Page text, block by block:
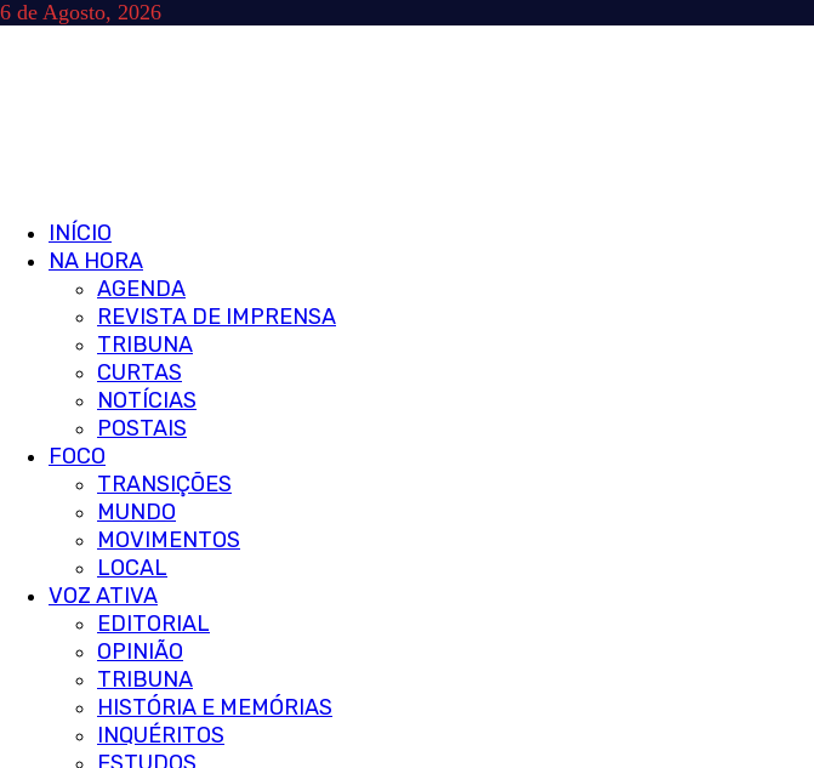
Skip
6 de Agosto, 2026
Primary
Menu
INÍCIO
NA HORA
AGENDA
REVISTA DE IMPRENSA
TRIBUNA
CURTAS
NOTÍCIAS
POSTAIS
FOCO
TRANSIÇÕES
MUNDO
MOVIMENTOS
LOCAL
VOZ ATIVA
EDITORIAL
OPINIÃO
TRIBUNA
HISTÓRIA E MEMÓRIAS
INQUÉRITOS